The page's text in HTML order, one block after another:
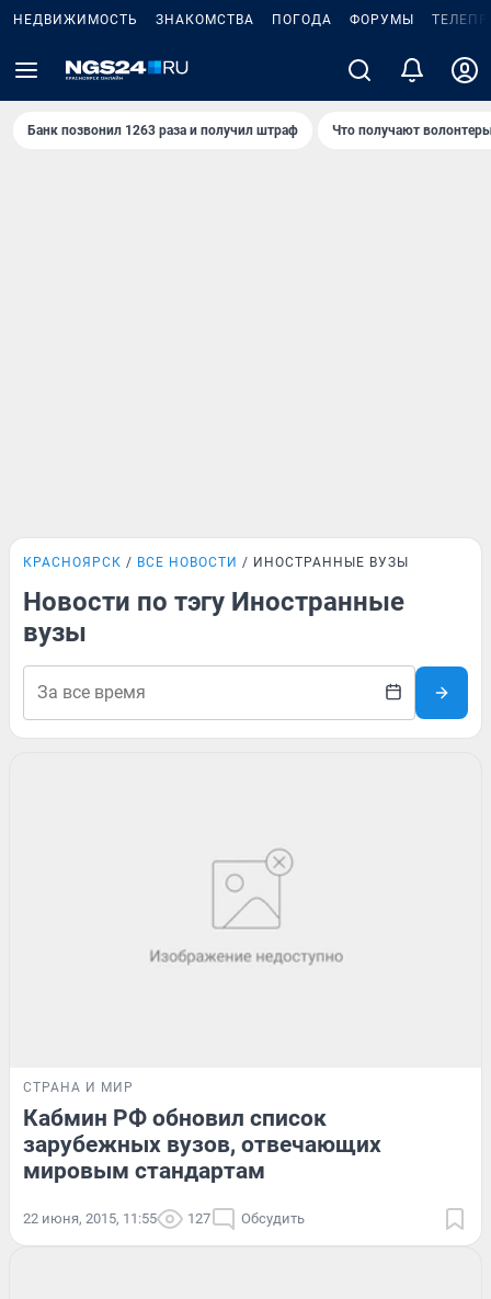
НЕДВИЖИМОСТЬ ЗНАКОМСТВА ПОГОДА ФОРУМЫ
Банк позвонил 1263 раза и получил штраф Что получают
КРАСНОЯРСК ВСЕ НОВОСТИ ИНОСТРАННЫЕ ВУЗЫ
Новости по тэгу Иностранные
вузы
СТРАНА И МИР
Кабмин РФ обновил список
зарубежных вузов, отвечающих
мировым стандартам
22 июня, 2015, 11:55 127 Обсудить